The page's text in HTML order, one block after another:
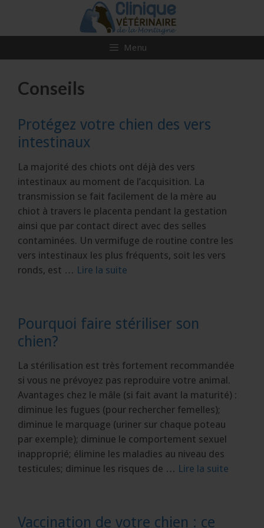
contenu
Menu
Conseils
Protégez votre chien des vers
intestinaux
La majorité des chiots ont déjà des vers
intestinaux au moment de l’acquisition. La
transmission se fait facilement de la mère au
chiot à travers le placenta pendant la gestation
ainsi que par contact direct avec des selles
contaminées. Un vermifuge de routine contre les
vers intestinaux les plus fréquents, soit les vers
ronds, est … Lire la suite
Pourquoi faire stériliser son
chien?
La stérilisation est très fortement recommandée
si vous ne prévoyez pas reproduire votre animal.
Avantages chez le mâle (si fait avant la maturité) :
diminue les fugues (pour rechercher femelles);
diminue le marquage (uriner sur chaque poteau
par exemple); diminue le comportement sexuel
inapproprié; élimine les maladies au niveau des
testicules; diminue les risques de … Lire la suite
Vaccination de votre chien : ce